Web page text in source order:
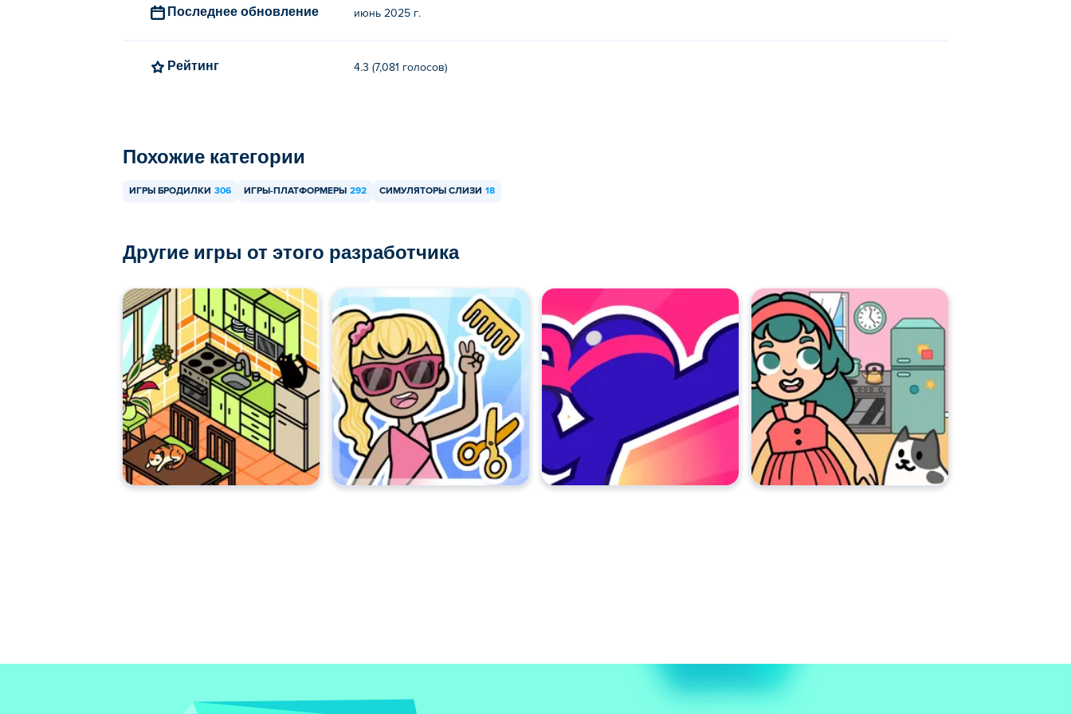
Последнее обновление июнь 2025 г.
Рейтинг 4.3 (7,081 голосов)
Похожие категории
ИГРЫ БРОДИЛКИ 306 ИГРЫ-ПЛАТФОРМЕРЫ 292 СИМУЛЯТОРЫ СЛИЗИ 18
Другие игры от этого разработчика